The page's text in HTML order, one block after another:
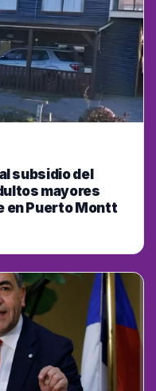
subsidio del
mayores
en Puerto Montt